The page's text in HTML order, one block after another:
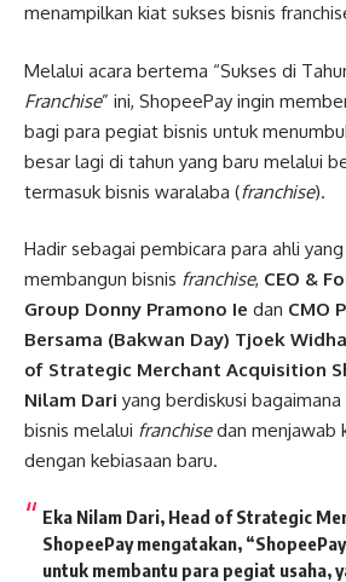
menampilkan kiat sukses bisnis
Melalui acara bertema “Sukses di
Franchise” ini, ShopeePay ingin
bagi para pegiat bisnis untuk
besar lagi di tahun yang baru melalui
termasuk bisnis waralaba (franchise).
Hadir sebagai pembicara para ahli
membangun bisnis franchise, CEO &
Group Donny Pramono Ie dan CMO
Bersama (Bakwan Day) Tjoek
of Strategic Merchant Acquisition
Nilam Dari yang berdiskusi
bisnis melalui franchisedan menjawab
dengan kebiasaan baru.
Eka Nilam Dari, Head of Strategic
ShopeePaymengatakan,
untuk membantu para pegiat usaha,